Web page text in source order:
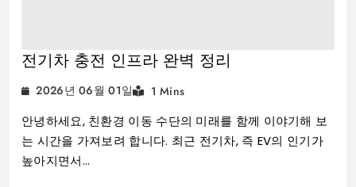
전기차 충전 인프라 완벽 정리
2026년 06월 01일 1 Mins
안녕하세요, 친환경 이동 수단의 미래를 함께 이야기해 보
는 시간을 가져보려 합니다. 최근 전기차, 즉 EV의 인기가
높아지면서…